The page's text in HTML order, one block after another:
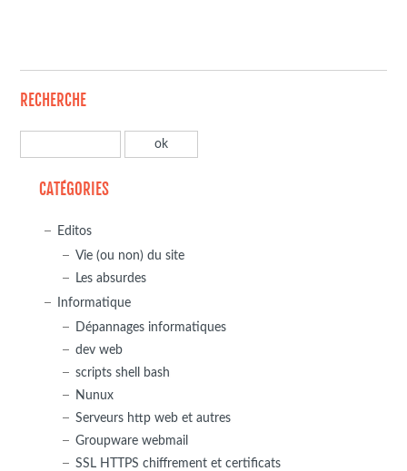
RECHERCHE
CATÉGORIES
Editos
Vie (ou non) du site
Les absurdes
Informatique
Dépannages informatiques
dev web
scripts shell bash
Nunux
Serveurs http web et autres
Groupware webmail
SSL HTTPS chiffrement et certificats